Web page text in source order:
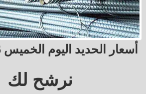
أسعار الحديد اليوم الخميس 6 أغسطس
نرشح لك